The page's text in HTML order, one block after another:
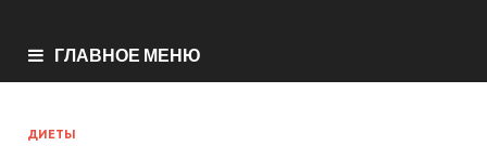
ГЛАВНОЕ МЕНЮ
ДИЕТЫ